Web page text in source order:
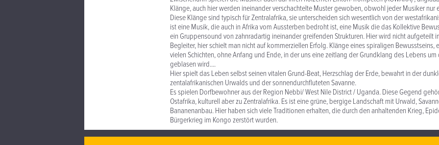
Klänge, auch hier werden ineinander verschachtelte Muster gewoben, obwohl jeder Musiker nur
Diese Klänge sind typisch für Zentralafrika, sie unterscheiden sich wesentlich von der
ist eine Musik, die auch in Afrika vom Aussterben bedroht ist, eine Musik die das Kollektive
ein Gruppensound von zahnradartig ineinander greifenden Strukturen. Hier wird nicht aufgeteilt
Begleiter, hier schielt man nicht auf kommerziellen Erfolg. Klänge eines spiraligen Bewusstseins,
vielen Schichten, ohne Anfang und Ende, in der uns eine zeitlang der Grundklang des Lebens um
geblasen wird....
Hier spielt das Leben selbst seinen vitalen Grund-Beat, Herzschlag der Erde, bewahrt in der
zentalafrikanischen Urwalds und der sonnendurchfluteten Savanne.
Es spielen Dorfbewohner aus der Region Nebbi/ West Nile District / Uganda. Diese Gegend
Ostafrika, kulturell aber zu Zentralafrika. Es ist eine grüne, bergige Landschaft mit Urwald,
Bananenanbau. Hier haben sich viele Traditionen erhalten, die durch den anhaltenden Krieg,
Bürgerkrieg im Kongo zerstört wurden.